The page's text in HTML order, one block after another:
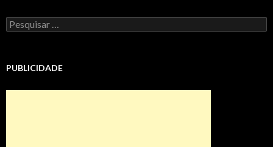
Pesquisar
por:
PUBLICIDADE